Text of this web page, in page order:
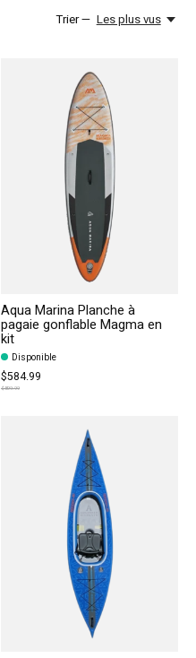
Trier — Les plus vus
Aqua Marina Planche à
pagaie gonflable Magma en
kit
Disponible
$584.99
$899.99